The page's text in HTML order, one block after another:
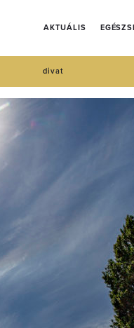
AKTUÁLIS
divat